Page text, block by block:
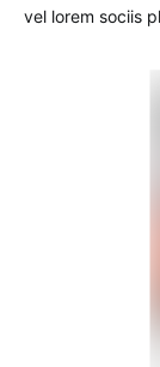
vel lorem sociis